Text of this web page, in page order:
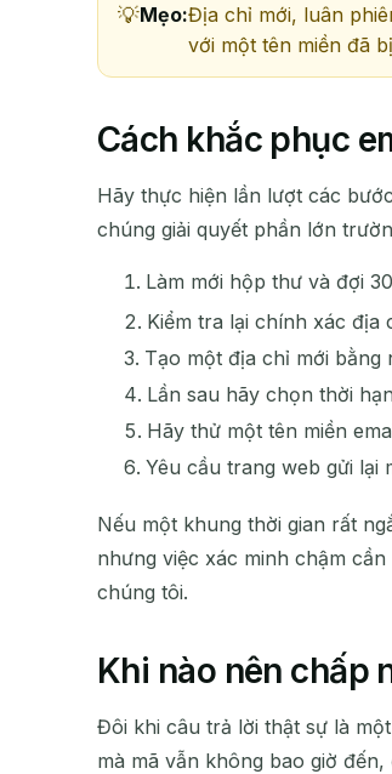
Mẹo:Địa chỉ mới, luân
với một tên miền đã
Cách khắc phục
Hãy thực hiện lần lượt các
chúng giải quyết phần lớn
Làm mới hộp thư và đợi
Kiểm tra lại chính xác
Tạo một địa chỉ mới bằng
Lần sau hãy chọn thời
Hãy thử một tên miền
Yêu cầu trang web gửi lại
Nếu một khung thời gian rất
nhưng việc xác minh chậm
chúng tôi.
Khi nào nên chấp
Đôi khi câu trả lời thật sự là
mà mã vẫn không bao giờ